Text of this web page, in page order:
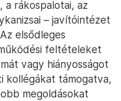
a rákospalotai, az
– javítóintézet
elsődleges
feltételeket
vagy hiányosságot
kollégákat támogatva,
megoldásokat